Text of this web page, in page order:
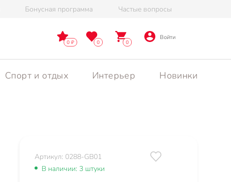
Бонусная программа Частые вопросы
0 0 0
Войти
Спорт и отдых Интерьер Новинки
Артикул: 0288-GB01
В наличии: 3 штуки